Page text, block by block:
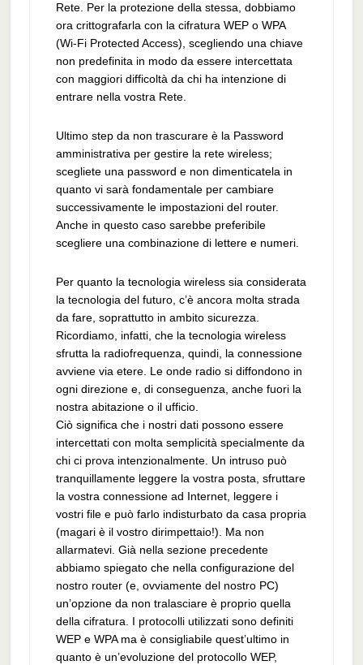
Rete. Per la protezione della stessa, dobbiamo
ora crittografarla con la cifratura WEP o WPA
(Wi-Fi Protected Access), scegliendo una chiave
non predefinita in modo da essere intercettata
con maggiori difficoltà da chi ha intenzione di
entrare nella vostra Rete.
Ultimo step da non trascurare è la Password
amministrativa per gestire la rete wireless;
scegliete una password e non dimenticatela in
quanto vi sarà fondamentale per cambiare
successivamente le impostazioni del router.
Anche in questo caso sarebbe preferibile
scegliere una combinazione di lettere e numeri.
Per quanto la tecnologia wireless sia considerata
la tecnologia del futuro, c’è ancora molta strada
da fare, soprattutto in ambito sicurezza.
Ricordiamo, infatti, che la tecnologia wireless
sfrutta la radiofrequenza, quindi, la connessione
avviene via etere. Le onde radio si diffondono in
ogni direzione e, di conseguenza, anche fuori la
nostra abitazione o il ufficio.
Ciò significa che i nostri dati possono essere
intercettati con molta semplicità specialmente da
chi ci prova intenzionalmente. Un intruso può
tranquillamente leggere la vostra posta, sfruttare
la vostra connessione ad Internet, leggere i
vostri file e può farlo indisturbato da casa propria
(magari è il vostro dirimpettaio!). Ma non
allarmatevi. Già nella sezione precedente
abbiamo spiegato che nella configurazione del
nostro router (e, ovviamente del nostro PC)
un’opzione da non tralasciare è proprio quella
della cifratura. I protocolli utilizzati sono definiti
WEP e WPA ma è consigliabile quest’ultimo in
quanto è un’evoluzione del protocollo WEP,